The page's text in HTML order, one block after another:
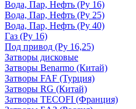
Вода, Пар, Нефть (Ру 16)
Вода, Пар, Нефть (Ру 25)
Вода, Пар, Нефть (Ру 40)
Газ (Ру 16)
Под привод (Ру 16,25)
Затворы дисковые
Затворы Benarmo (Китай)
Затворы FAF (Турция)
Затворы RG (Китай)
Затворы TECOFI (Франция)